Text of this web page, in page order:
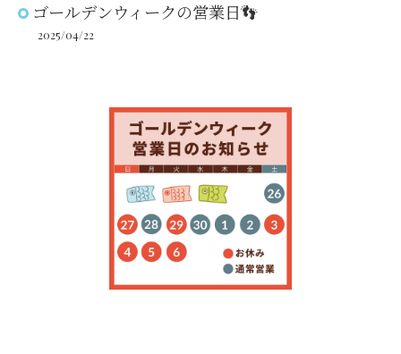
ゴールデンウィークの営業日👣
2025/04/22